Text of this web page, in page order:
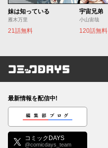
妹は知っている
雁木万里
21話無料
宇宙兄弟
小山宙哉
120話無料
コミックDAYS
最新情報を配信中!
編集部ブログ
コミックDAYS
@comicdays_team